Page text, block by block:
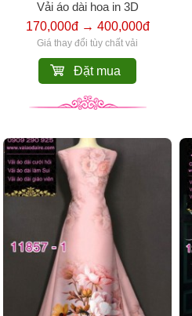
Vải áo dài hoa in 3D
170,000đ → 400,000đ
Giá thay đổi tùy chất vải
Đặt mua